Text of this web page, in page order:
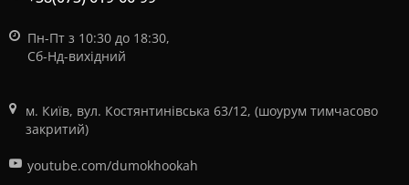
Пн-Пт з 10:30 до 18:30,
Сб-Нд-вихідний
м. Київ, вул. Костянтинівська 63/12, (шоурум тимчасово
закритий)
youtube.com/dumokhookah